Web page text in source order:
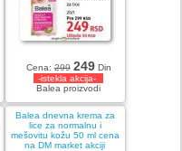
Cena:299 249Din
-istekla akcija-
Balea proizvodi
Balea dnevna krema za
lice za normalnu i
mešovitu kožu 50 ml cena
na DM market akciji